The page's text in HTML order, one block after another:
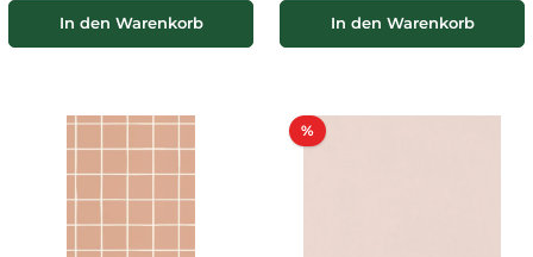
In den Warenkorb In den Warenkorb
%Rabatt